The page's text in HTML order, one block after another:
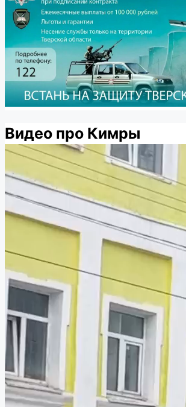
Видео про Кимры